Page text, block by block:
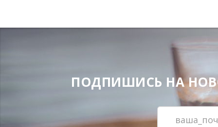
ПОДПИШИСЬ НА